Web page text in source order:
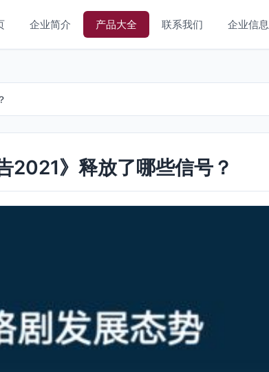
企业简介 产品大全 联系我们 企业信息
2021》释放了哪些信号？